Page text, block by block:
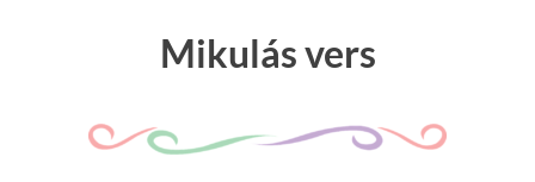
Mikulás vers